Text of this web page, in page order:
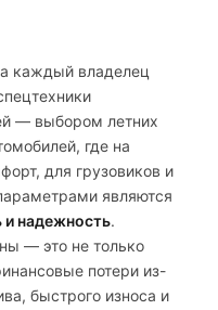
каждый владелец
— выбором летних
где на
для грузовиков и
являются
и надежность.
— это не только
потери из-
быстрого износа и